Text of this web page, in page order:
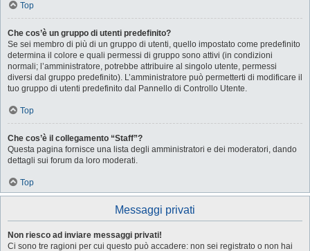
Top
Che cos’è un gruppo di utenti predefinito?
Se sei membro di più di un gruppo di utenti, quello impostato come predefinito
determina il colore e quali permessi di gruppo sono attivi (in condizioni
normali; l’amministratore, potrebbe attribuire al singolo utente, permessi
diversi dal gruppo predefinito). L’amministratore può permetterti di modificare il
tuo gruppo di utenti predefinito dal Pannello di Controllo Utente.
Top
Che cos’è il collegamento “Staff”?
Questa pagina fornisce una lista degli amministratori e dei moderatori, dando
dettagli sui forum da loro moderati.
Top
Messaggi privati
Non riesco ad inviare messaggi privati!
Ci sono tre ragioni per cui questo può accadere: non sei registrato o non hai